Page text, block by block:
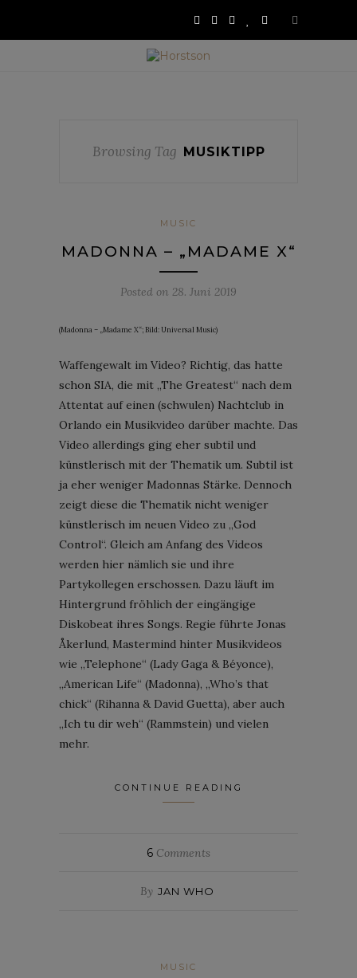
Browsing Tag MUSIKTIPP
MUSIC
MADONNA – „MADAME X“
Posted on 28. Juni 2019
(Madonna – „Madame X“; Bild: Universal Music)
Waffengewalt im Video? Richtig, das hatte
schon SIA, die mit „The Greatest“ nach dem
Attentat auf einen (schwulen) Nachtclub in
Orlando ein Musikvideo darüber machte. Das
Video allerdings ging eher subtil und
künstlerisch mit der Thematik um. Subtil ist
ja eher weniger Madonnas Stärke. Dennoch
zeigt diese die Thematik nicht weniger
künstlerisch im neuen Video zu „God
Control“. Gleich am Anfang des Videos
werden hier nämlich sie und ihre
Partykollegen erschossen. Dazu läuft im
Hintergrund fröhlich der eingängige
Diskobeat ihres Songs. Regie führte Jonas
Åkerlund, Mastermind hinter Musikvideos
wie „Telephone“ (Lady Gaga & Béyonce),
„American Life“ (Madonna), „Who’s that
chick“ (Rihanna & David Guetta), aber auch
„Ich tu dir weh“ (Rammstein) und vielen
mehr.
CONTINUE READING
6 Comments
By JAN WHO
MUSIC